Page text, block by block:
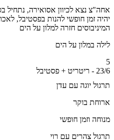
נצא לכיוון אסואירה, נתחיל בסיור
זמן חופשי להנות בפסטיבל, לאכול
חזרה למלון על הים
במלון על הים
יוגה עם עדן
בוקר
וזמן חופשי
צהרים עם רוי